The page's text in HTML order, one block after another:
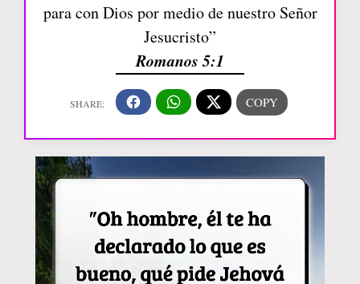
para con Dios por medio de nuestro Señor
Jesucristo”
Romanos 5:1